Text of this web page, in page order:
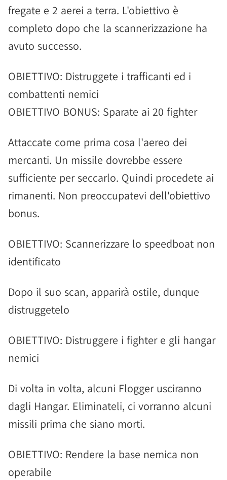
fregate e 2 aerei a terra. L'obiettivo è
completo dopo che la scannerizzazione ha
avuto successo.
OBIETTIVO: Distruggete i trafficanti ed i
combattenti nemici
OBIETTIVO BONUS: Sparate ai 20 fighter
Attaccate come prima cosa l'aereo dei
mercanti. Un missile dovrebbe essere
sufficiente per seccarlo. Quindi procedete ai
rimanenti. Non preoccupatevi dell'obiettivo
bonus.
OBIETTIVO: Scannerizzare lo speedboat non
identificato
Dopo il suo scan, apparirà ostile, dunque
distruggetelo
OBIETTIVO: Distruggere i fighter e gli hangar
nemici
Di volta in volta, alcuni Flogger usciranno
dagli Hangar. Eliminateli, ci vorranno alcuni
missili prima che siano morti.
OBIETTIVO: Rendere la base nemica non
operabile